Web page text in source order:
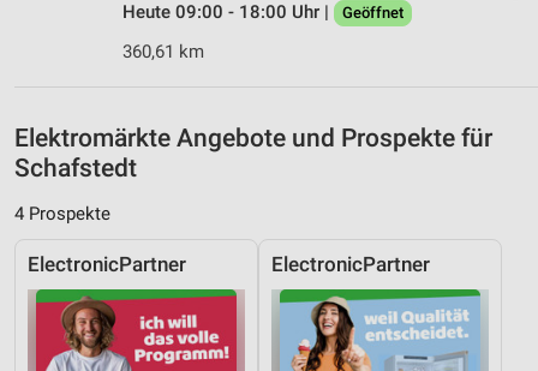
Heute 09:00 - 18:00 Uhr |
Geöffnet
360,61 km
Elektromärkte Angebote und Prospekte für
Schafstedt
4 Prospekte
ElectronicPartner ElectronicPartner
IAB-Besonderheiten:
Verwendung genauer Standortdaten
Informationen identifizieren
Nicht-IAB-Verarbeitungszwecke:
Notwendig
Funktional
Werbung